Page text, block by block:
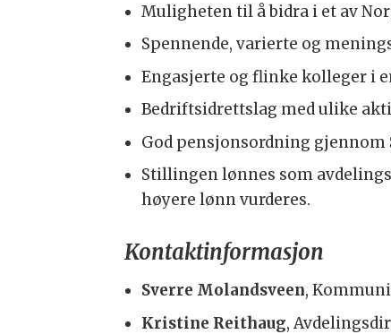
Muligheten til å bidra i et av
Spennende, varierte og
Engasjerte og flinke kolleger i
Bedriftsidrettslag med ulike
God pensjonsordning gjennom
Stillingen lønnes som
høyere lønn vurderes.
Kontaktinformasjon
Sverre Molandsveen,
Kristine Reithaug,